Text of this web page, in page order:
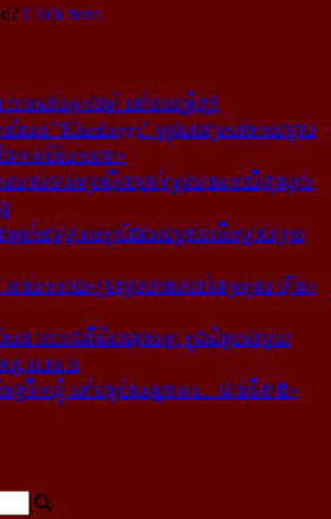
Click here.
ាច​ជាប់​គុក​៦ឆ្នាំ នៅ​អេស្ប៉ាញ!
ាសែត "Khashoggi" ត្រូវ​បាន​ច្របាច់ក​សម្លាប់​
និង​កាត់​បំបែក​សព»
បាល់ទាត់​ប្រេស៊ីល​ម្នាក់​ត្រូវ​បាន​រក​ឃើញ​ស្លាប់​
ធ្លាក់​ឧទ្ធម្ភាគចក្រ​ដែល​សម្លាប់​អតីត​ម្ចាស់​ក្រុម​
គាស់​កកាយ​«ទ្រព្យមហាសាល​នៃ​ត្រកូល ហ៊ុន»​
ន អះអាង​ពី​ជំហរ​ខុស​គ្នា ក្នុង​ជំនួប​ជាមួយ​
ស្ស អ.ស.ប
ចន្ទទឹកឃ្មុំ នៅបន្ទប់សណ្ឋាគារ... ជាន់ទី៣៥»